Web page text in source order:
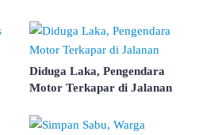
Diduga Laka, Pengendara
Motor Terkapar di Jalanan